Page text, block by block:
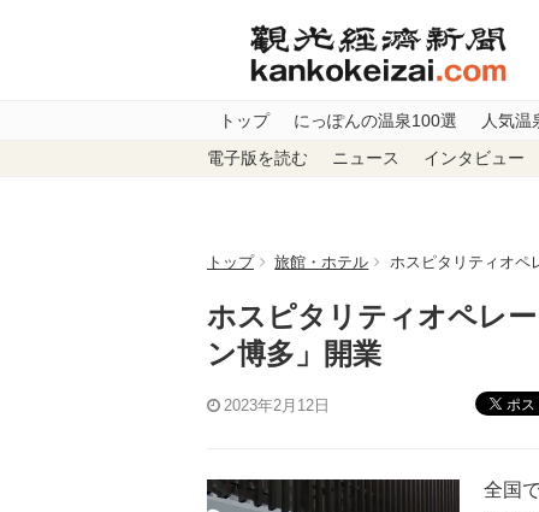
トップ にっぽんの温泉100選 人気温
電子版を読む ニュース インタビュー
トップ 旅館・ホテル ホスピタリティオペ
ホスピタリティオペレ
ン博多」開業
2023年2月12日 ポス
全国